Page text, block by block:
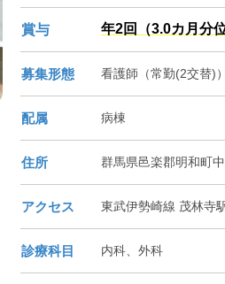
賞与 年2回（3.0カ月分位
募集形態 看護師（常勤(2交替)）
配属 病棟
住所 群馬県邑楽郡明和町
アクセス 東武伊勢崎線 茂林寺
診療科目 内科、外科